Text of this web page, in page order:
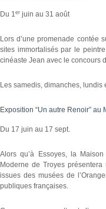
Du 1er juin au 31 août
Lors d’une promenade contée
sites immortalisés par le
cinéaste Jean avec le concours
Les samedis, dimanches, lundis
Exposition “Un autre Renoir” au
Du 17 juin au 17 sept.
Alors qu’à Essoyes, la
Moderne de Troyes
issues des musées de
publiques françaises.